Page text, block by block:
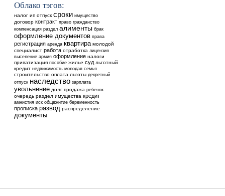
Облако тэгов:
налог ип отпуск сроки имущество
договор контракт право гражданство
компенсация раздел алименты брак
оформление документов права
регистрация аренда квартира молодой
специалист работа отработка лицензия
выселение армия оформление налоги
приватизация пособие жилье суд льготный
кредит недвижимость молодая семья
строительство оплата льготы декретный
отпуск наследство зарплата
увольнение долг продажа ребенок
очередь раздел имущества кредит
амнистия иск общежитие беременность
прописка развод распределение
документы